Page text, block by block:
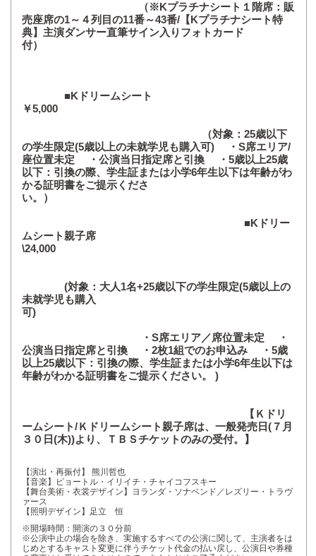
（※Kプラチナシート１階席：販
売座席の1～４列目の11番～43番/【Kプラチナシート特
典】主演ダンサー直筆サイン入りフォトカード
付）
■Kドリームシート
￥5,000
（対象：25歳以下
の学生限定(5歳以上の未就学児も購入可) ・S席エリア/
座位置未定 ・公演当日指定席と引換 ・5歳以上25歳
以下：引換の際、学生証または小学6年生以下は年齢がわ
かる証明書をご提示くださ
い。）
■Kドリー
ムシート親子席
\24,000
(対象：大人1名+25歳以下の学生限定(5歳以上の
未就学児も購入
可)
・S席エリア／席位置未定 ・
公演当日指定席と引換 ・2枚1組でのお申込み ・5歳
以上25歳以下：引換の際、学生証または小学6年生以下は
年齢がわかる証明書をご提示ください。 )
【Ｋドリ
ームシート/Ｋドリームシート親子席は、一般発売日(７月
３０日(木))より、ＴＢＳチケットのみの受付。】
【演出・再振付】 熊川哲也
【音楽】ピョートル・イリイチ・チャイコフスキー
【舞台美術・衣裳デザイン】ヨランダ・ソナベンド／レズリー・トラヴ
ァース
【照明デザイン】足立 恒
※開場時間：開演の３０分前
※公演中止の場合を除き、実施するすべての公演に関して、主演者をは
じめとするキャスト変更に伴うチケット代金の払い戻し、公演日や券種